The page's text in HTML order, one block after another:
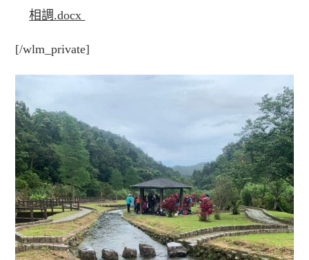
相調.docx
[/wlm_private]